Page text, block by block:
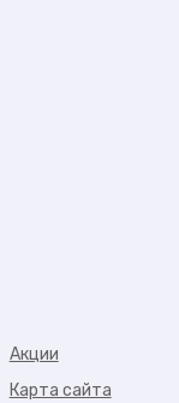
Акции
Карта сайта